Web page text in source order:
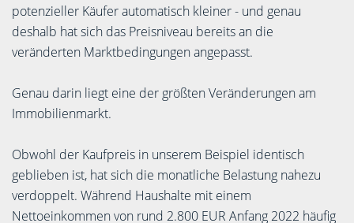
potenzieller Käufer automatisch kleiner - und genau
deshalb hat sich das Preisniveau bereits an die
veränderten Marktbedingungen angepasst.
Genau darin liegt eine der größten Veränderungen am
Immobilienmarkt.
Obwohl der Kaufpreis in unserem Beispiel identisch
geblieben ist, hat sich die monatliche Belastung nahezu
verdoppelt. Während Haushalte mit einem
Nettoeinkommen von rund 2.800 EUR Anfang 2022 häufig